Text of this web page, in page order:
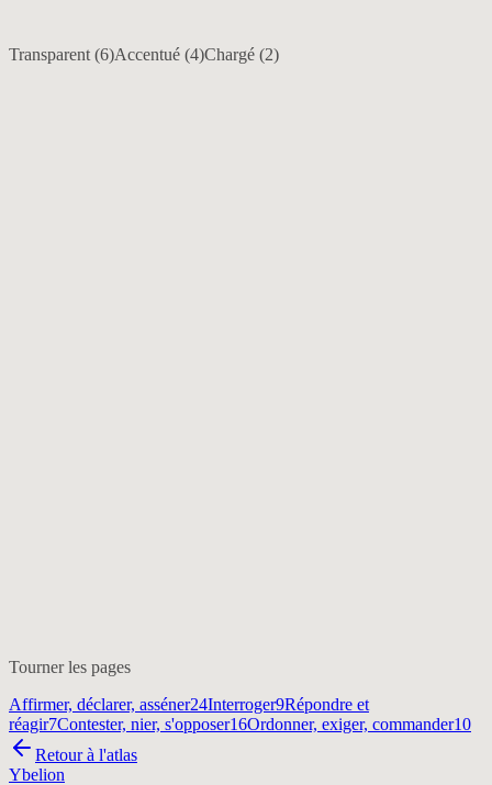
Transparent (6)Accentué (4)Chargé (2)
Tourner les pages
Affirmer, déclarer, asséner24Interroger9Répondre et
réagir7Contester, nier, s'opposer16Ordonner, exiger, commander10
Retour à l'atlas
Ybelion